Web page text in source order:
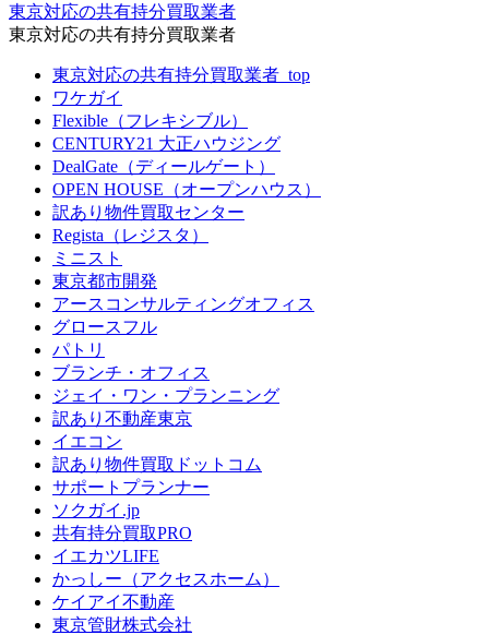
東京対応の共有持分買取業者
東京対応の共有持分買取業者
東京対応の共有持分買取業者_top
ワケガイ
Flexible（フレキシブル）
CENTURY21 大正ハウジング
DealGate（ディールゲート）
OPEN HOUSE（オープンハウス）
訳あり物件買取センター
Regista（レジスタ）
ミニスト
東京都市開発
アースコンサルティングオフィス
グロースフル
パトリ
ブランチ・オフィス
ジェイ・ワン・プランニング
訳あり不動産東京
イエコン
訳あり物件買取ドットコム
サポートプランナー
ソクガイ.jp
共有持分買取PRO
イエカツLIFE
かっしー（アクセスホーム）
ケイアイ不動産
東京管財株式会社